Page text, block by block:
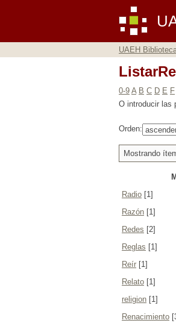
UAEH
0-9 A B C D E F
O introducir las
Orden:
Mostrando
Radio [1]
Razón [1]
Redes [2]
Reglas [1]
Reír [1]
Relato [1]
religion [1]
Renacimiento